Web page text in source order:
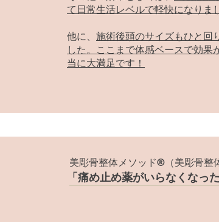
て日常生活レベルで軽快になりま
他に、施術後頭のサイズもひと回
した。ここまで体感ベースで効
当に大満足です！
美彫骨整体メソッド®（美彫骨整
「痛め止め薬がいらなくなった